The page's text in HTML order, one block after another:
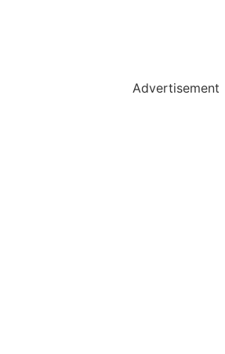
Advertisement